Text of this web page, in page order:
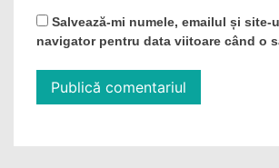
Salvează-mi numele, emailul și site-
navigator pentru data viitoare când o